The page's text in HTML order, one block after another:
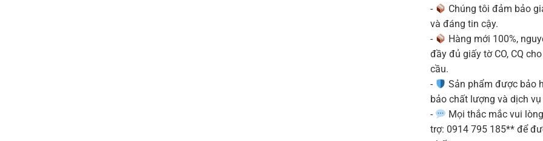
-
Chúng tôi đảm bảo
và đáng tin cậy.
-
Hàng mới 100%,
đầy đủ giấy tờ CO, CQ
cầu.
-
Sản phẩm được bảo
bảo chất lượng và dịch
-
Mọi thắc mắc vui
trợ: 0914 795 185** để